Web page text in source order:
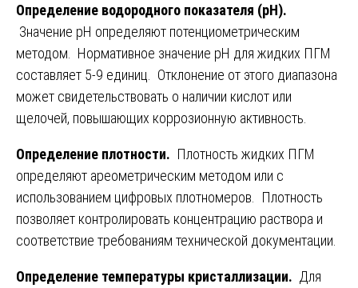
Определение водородного показателя (рН).
Значение рН определяют потенциометрическим
методом. Нормативное значение рН для жидких ПГМ
составляет 5-9 единиц. Отклонение от этого диапазона
может свидетельствовать о наличии кислот или
щелочей, повышающих коррозионную активность.
Определение плотности. Плотность жидких ПГМ
определяют ареометрическим методом или с
использованием цифровых плотномеров. Плотность
позволяет контролировать концентрацию раствора и
соответствие требованиям технической документации.
Определение температуры кристаллизации. Для